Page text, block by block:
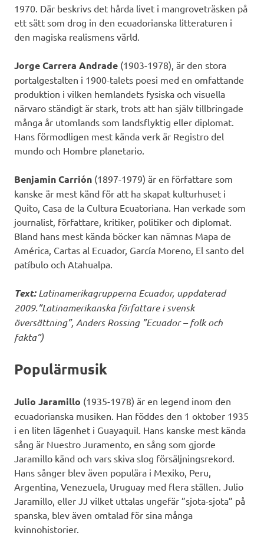
1970. Där beskrivs det hårda livet i mangroveträsken på
ett sätt som drog in den ecuadorianska litteraturen i
den magiska realismens värld.
Jorge Carrera Andrade (1903-1978), är den stora
portalgestalten i 1900-talets poesi med en omfattande
produktion i vilken hemlandets fysiska och visuella
närvaro ständigt är stark, trots att han själv tillbringade
många år utomlands som landsflyktig eller diplomat.
Hans förmodligen mest kända verk är Registro del
mundo och Hombre planetario.
Benjamin Carrión (1897-1979) är en författare som
kanske är mest känd för att ha skapat kulturhuset i
Quito, Casa de la Cultura Ecuatoriana. Han verkade som
journalist, författare, kritiker, politiker och diplomat.
Bland hans mest kända böcker kan nämnas Mapa de
América, Cartas al Ecuador, García Moreno, El santo del
patíbulo och Atahualpa.
Text:Latinamerikagrupperna Ecuador, uppdaterad
2009.”Latinamerikanska författare i svensk
översättning”, Anders Rossing ”Ecuador – folk och
fakta”)
Populärmusik
Julio Jaramillo (1935-1978) är en legend inom den
ecuadorianska musiken. Han föddes den 1 oktober 1935
i en liten lägenhet i Guayaquil. Hans kanske mest kända
sång är Nuestro Juramento, en sång som gjorde
Jaramillo känd och vars skiva slog försäljningsrekord.
Hans sånger blev även populära i Mexiko, Peru,
Argentina, Venezuela, Uruguay med flera ställen. Julio
Jaramillo, eller JJ vilket uttalas ungefär ”sjota-sjota” på
spanska, blev även omtalad för sina många
kvinnohistorier.